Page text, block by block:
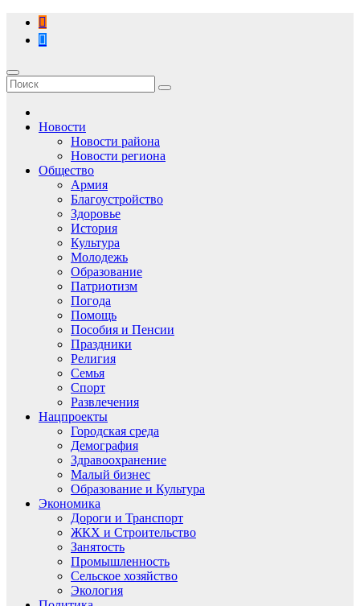
Перейти
содержимому
Новости
Новости района
Новости региона
Общество
Армия
Благоустройство
Здоровье
История
Культура
Молодежь
Образование
Патриотизм
Погода
Помощь
Пособия и Пенсии
Праздники
Религия
Семья
Спорт
Развлечения
Нацпроекты
Городская среда
Демография
Здравоохранение
Малый бизнес
Образование и Культура
Экономика
Дороги и Транспорт
ЖКХ и Строительство
Занятость
Промышленность
Сельское хозяйство
Экология